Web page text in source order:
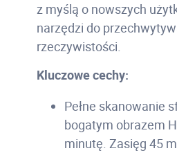
z myślą o nowszych
narzędzi do
rzeczywistości.
Kluczowe cechy:
Pełne skanowanie
bogatym obrazem
minutę. Zasięg 45